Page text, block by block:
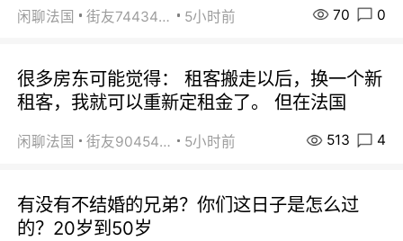
闲聊法国 街友74434350 5小时前 70 0
很多房东可能觉得： 租客搬走以后，换一个新
租客，我就可以重新定租金了。 但在法国
闲聊法国 街友90454511 5小时前 513 4
有没有不结婚的兄弟？你们这日子是怎么过
的？20岁到50岁